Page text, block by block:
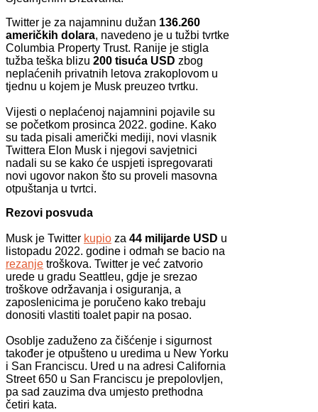
Twitter je za najamninu dužan 136.260
američkih dolara, navedeno je u tužbi tvrtke
Columbia Property Trust. Ranije je stigla
tužba teška blizu 200 tisuća USD zbog
neplaćenih privatnih letova zrakoplovom u
tjednu u kojem je Musk preuzeo tvrtku.
Vijesti o neplaćenoj najamnini pojavile su
se početkom prosinca 2022. godine. Kako
su tada pisali američki mediji, novi vlasnik
Twittera Elon Musk i njegovi savjetnici
nadali su se kako će uspjeti ispregovarati
novi ugovor nakon što su proveli masovna
otpuštanja u tvrtci.
Rezovi posvuda
Musk je Twitter kupio za 44 milijarde USD u
listopadu 2022. godine i odmah se bacio na
rezanje troškova. Twitter je već zatvorio
urede u gradu Seattleu, gdje je srezao
troškove održavanja i osiguranja, a
zaposlenicima je poručeno kako trebaju
donositi vlastiti toalet papir na posao.
Osoblje zaduženo za čišćenje i sigurnost
također je otpušteno u uredima u New Yorku
i San Franciscu. Ured u na adresi California
Street 650 u San Franciscu je prepolovljen,
pa sad zauzima dva umjesto prethodna
četiri kata.